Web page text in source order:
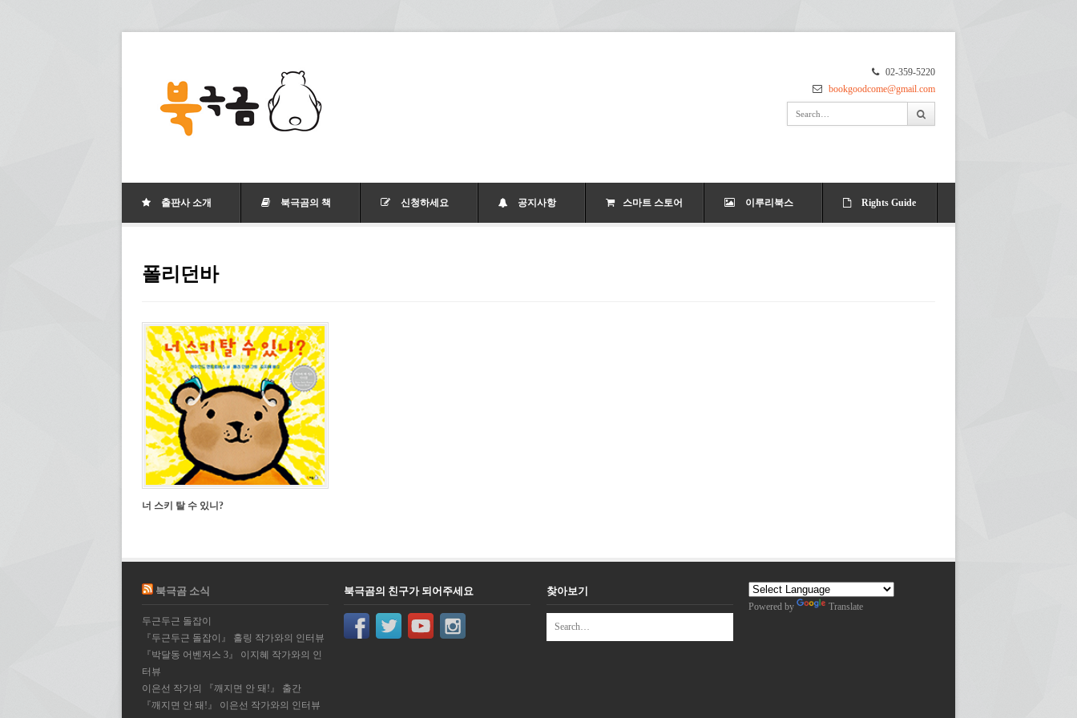
02-359-5220
bookgoodcome@gmail.com
출판사 소개 북극곰의 책 신청하세요 공지사항 스마트 스토어 이루리북스 Rights Guide
폴리던바
너 스키 탈 수 있니?
북극곰 소식
두근두근 돌잡이
『두근두근 돌잡이』 홀링 작가와의 인터뷰
『박달동 어벤저스 3』 이지혜 작가와의 인
터뷰
이은선 작가의 『깨지면 안 돼!』 출간
『깨지면 안 돼!』 이은선 작가와의 인터뷰
북극곰의 친구가 되어주세요 찾아보기
Powered by Translate